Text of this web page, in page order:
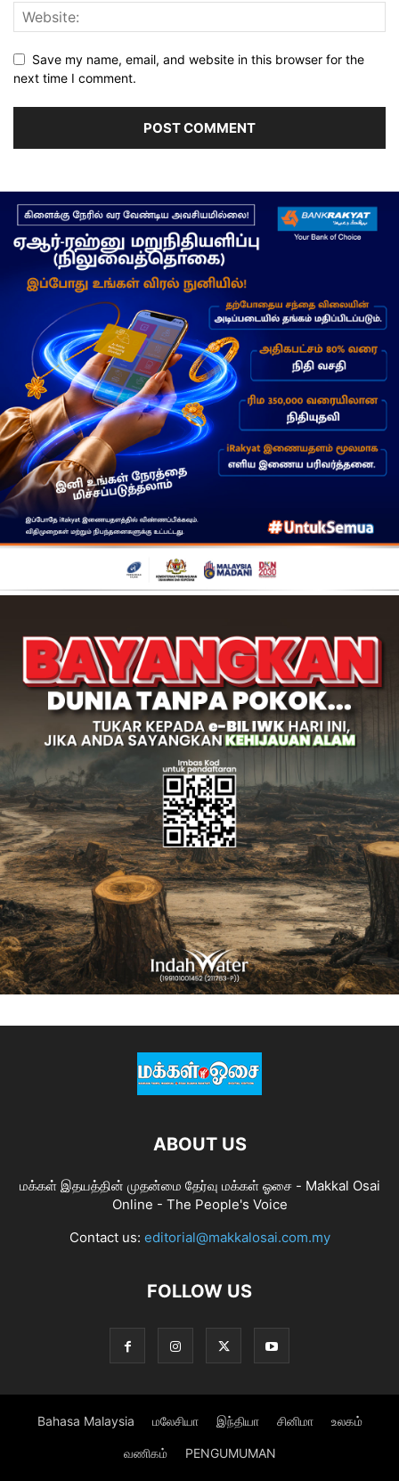
Save my name, email, and website in this browser for the
next time I comment.
ABOUT US
மக்கள் இதயத்தின் முதன்மை தேர்வு மக்கள் ஓசை - Makkal Osai
Online - The People's Voice
Contact us: editorial@makkalosai.com.my
FOLLOW US
Bahasa Malaysia மலேசியா இந்தியா சினிமா உலகம்
வணிகம் PENGUMUMAN